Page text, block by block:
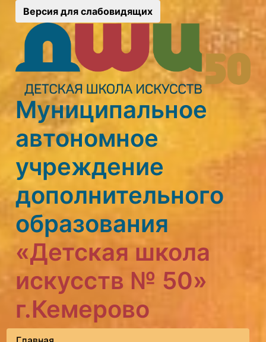
Версия для слабовидящих
Муниципальное
автономное
учреждение
дополнительного
образования
«Детская школа
искусств № 50»
г.Кемерово